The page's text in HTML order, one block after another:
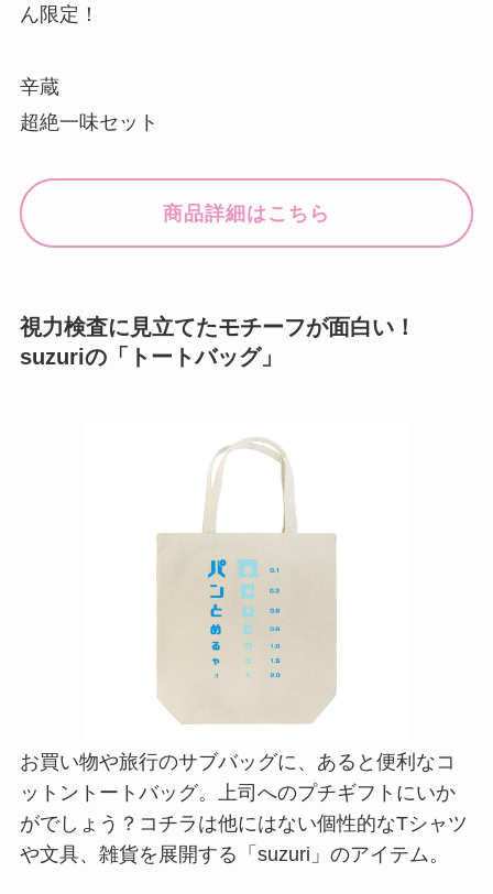
ん限定！
辛蔵
超絶一味セット
商品詳細はこちら
視力検査に見立てたモチーフが面白い！
suzuriの「トートバッグ」
お買い物や旅行のサブバッグに、あると便利なコ
ットントートバッグ。上司へのプチギフトにいか
がでしょう？コチラは他にはない個性的なTシャツ
や文具、雑貨を展開する「suzuri」のアイテム。